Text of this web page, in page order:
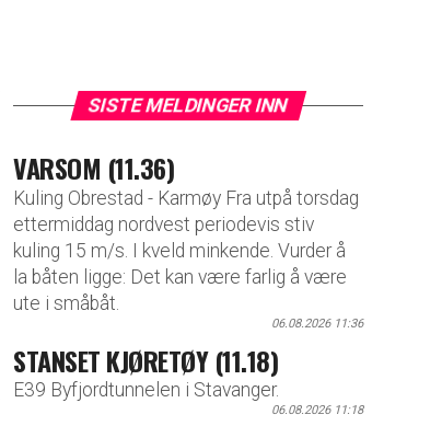
SISTE MELDINGER INN
VARSOM (11.36)
Kuling Obrestad - Karmøy Fra utpå torsdag
ettermiddag nordvest periodevis stiv
kuling 15 m/s. I kveld minkende. Vurder å
la båten ligge: Det kan være farlig å være
ute i småbåt.
06.08.2026 11:36
STANSET KJØRETØY (11.18)
E39 Byfjordtunnelen i Stavanger.
06.08.2026 11:18